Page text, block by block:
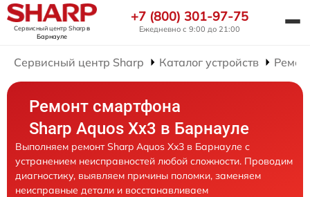
Сервисный центр Sharpв
Барнауле
+7 (800) 301-97-75
Ежедневно с 9:00 до 21:00
Сервисный центр Sharp Каталог устройств
Ремонт смартфона
Sharp Aquos Xx3 в Барнауле
Выполняем ремонт Sharp Aquos Xx3 в Барнауле с
устранением неисправностей любой сложности. Проводим
диагностику, выявляем причины поломки, заменяем
неисправные детали и восстанавливаем